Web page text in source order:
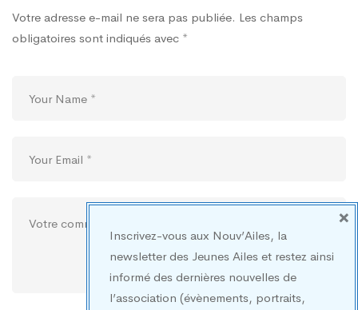
Votre adresse e-mail ne sera pas publiée. Les champs
obligatoires sont indiqués avec *
Inscrivez-vous aux Nouv’Ailes, la
newsletter des Jeunes Ailes et restez ainsi
informé des dernières nouvelles de
l’association (évènements, portraits,
×